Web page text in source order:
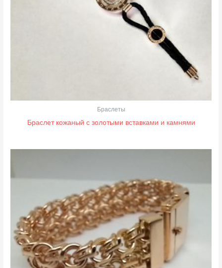
Браслеты
Браслет кожаный с золотыми вставками и камнями